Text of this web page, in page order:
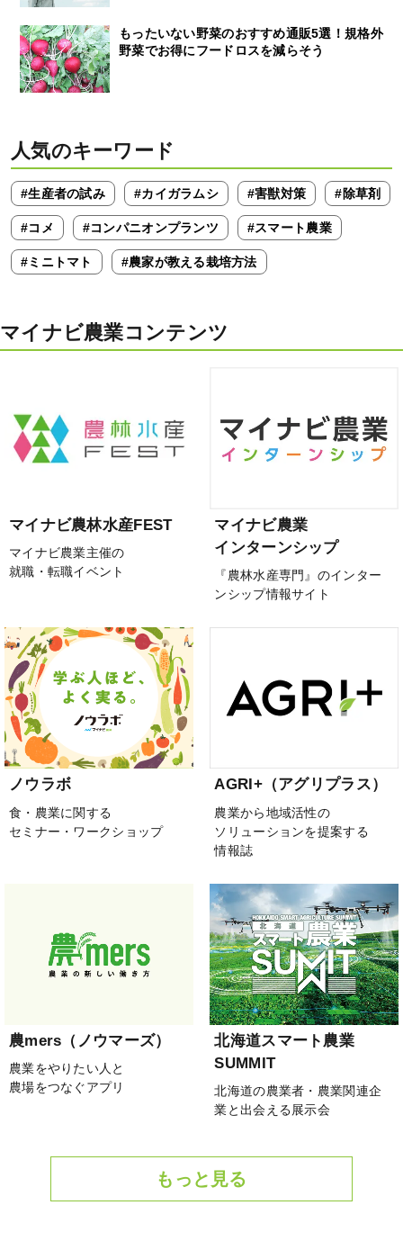
もったいない野菜のおすすめ通販5選！規格外
野菜でお得にフードロスを減らそう
人気のキーワード
#生産者の試み #カイガラムシ #害獣対策 #除草剤
#コメ #コンパニオンプランツ #スマート農業
#ミニトマト #農家が教える栽培方法
マイナビ農業コンテンツ
マイナビ農林水産FEST
マイナビ農業主催の
就職・転職イベント
マイナビ農業
インターンシップ
『農林水産専門』のインター
ンシップ情報サイト
ノウラボ
食・農業に関する
セミナー・ワークショップ
AGRI+（アグリプラス）
農業から地域活性の
ソリューションを提案する
情報誌
農mers（ノウマーズ）
農業をやりたい人と
農場をつなぐアプリ
北海道スマート農業
SUMMIT
北海道の農業者・農業関連企
業と出会える展示会
もっと見る